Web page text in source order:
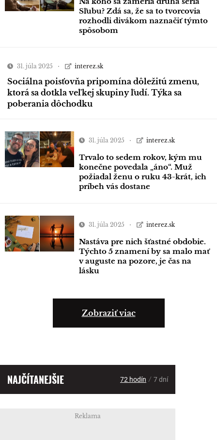
Sľubu? Zdá sa, že sa to tvorcovia
rozhodli divákom naznačiť týmto
spôsobom
31. júla 2025 interez.sk
Sociálna poisťovňa pripomína dôležitú zmenu,
ktorá sa dotkla veľkej skupiny ľudí. Týka sa
poberania dôchodku
31. júla 2025 interez.sk
Trvalo to sedem rokov, kým mu
konečne povedala „áno“. Muž
požiadal ženu o ruku 43-krát, ich
príbeh vás dostane
31. júla 2025 interez.sk
Nastáva pre nich šťastné obdobie.
Týchto 5 znamení by sa malo mať
v auguste na pozore, je čas na
lásku
Zobraziť viac
NAJČÍTANEJŠIE 72 hodín / 7 dní
Reklama